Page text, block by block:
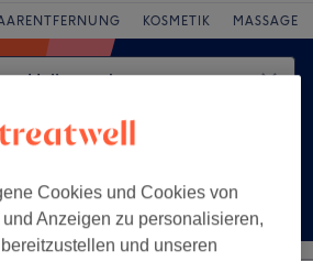
KOSMETIK MASSAGE
Cookies und Cookies von
Anzeigen zu personalisieren,
und unseren